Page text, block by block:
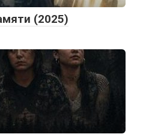
(2025)